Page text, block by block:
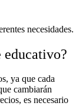
necesidades.
ya que cada
cambiarán
es necesario